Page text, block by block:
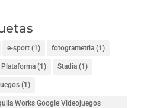
e-sport(1) fotogrametria(1)
Plataforma(1) Stadia(1)
(1)
Works Google Videojuegos